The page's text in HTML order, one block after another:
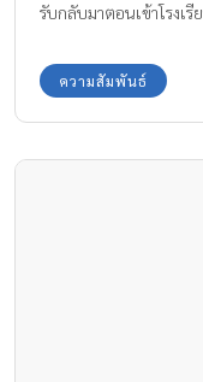
รับกลับมาตอนเข้าโรงเรี
ความสัมพันธ์